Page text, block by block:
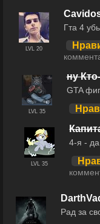
LVL 20
Гта 4
LVL 35
ну
GTA
LVL 35
4-я -
Рад за